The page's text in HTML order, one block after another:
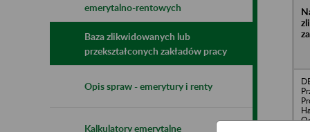
emerytalno-rentowych
Baza zlikwidowanych lub
przekształconych zakładów pracy
Opis spraw - emerytury i renty
Kalkulatory emerytalne